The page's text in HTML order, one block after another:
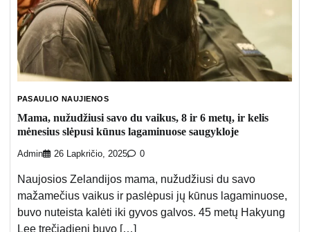
PASAULIO NAUJIENOS
Mama, nužudžiusi savo du vaikus, 8 ir 6 metų, ir kelis
mėnesius slėpusi kūnus lagaminuose saugykloje
Admin 26 Lapkričio, 2025 0
Naujosios Zelandijos mama, nužudžiusi du savo
mažamečius vaikus ir paslėpusi jų kūnus lagaminuose,
buvo nuteista kalėti iki gyvos galvos. 45 metų Hakyung
Lee trečiadienį buvo […]